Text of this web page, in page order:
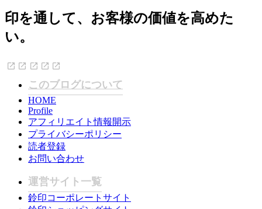
印を通して、お客様の価値を高めた
い。
このブログについて
HOME
Profile
アフィリエイト情報開示
プライバシーポリシー
読者登録
お問い合わせ
運営サイト一覧
鈴印コーポレートサイト